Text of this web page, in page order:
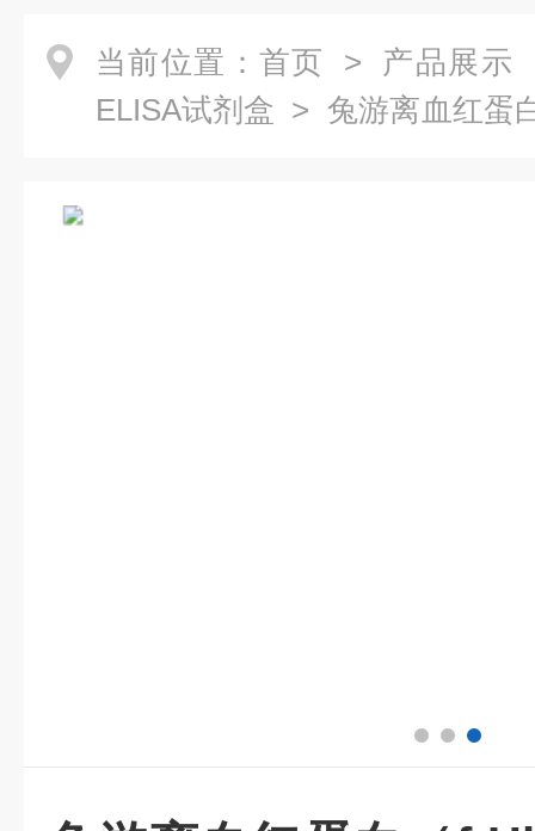
当前位置： 首页 > 产品展示
ELISA试剂盒 > 兔游离血红蛋